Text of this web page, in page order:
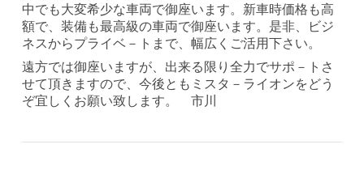
中でも大変希少な車両で御座います。新車時価格も高
額で、装備も最高級の車両で御座います。是非、ビジ
ネスからプライベ－トまで、幅広くご活用下さい。
遠方では御座いますが、出来る限り全力でサポ－トさ
せて頂きますので、今後ともミスタ－ライオンをどう
ぞ宜しくお願い致します。 市川